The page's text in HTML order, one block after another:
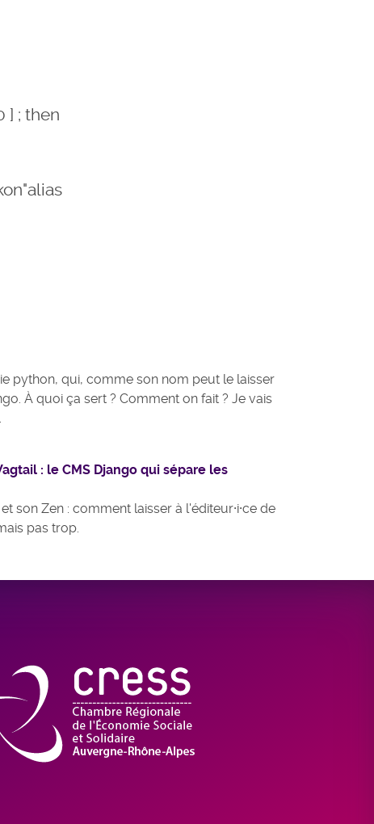
] ; then
python, qui, comme son nom peut le laisser
À quoi ça sert ? Comment on fait ? Je vais
: le CMS Django qui sépare les
son Zen : comment laisser à l'éditeur·i·ce de
pas trop.